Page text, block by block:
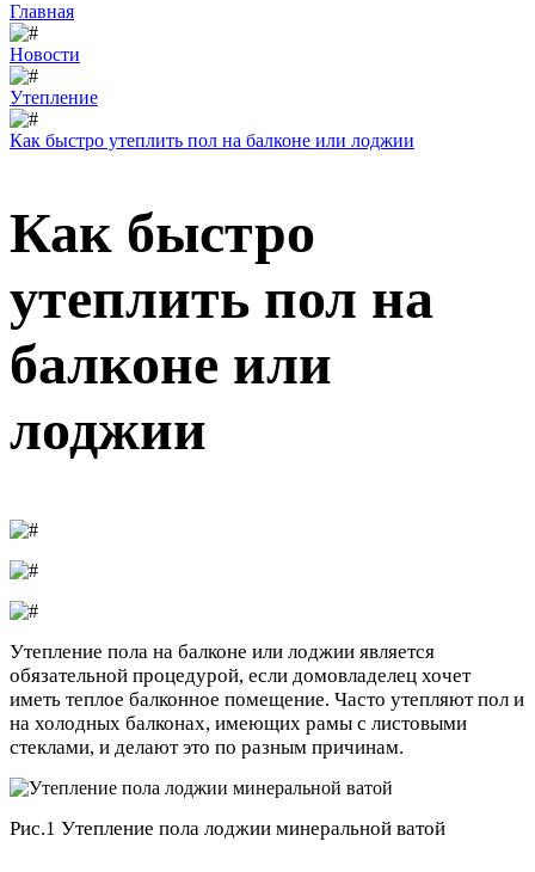
Главная
Новости
Утепление
Как быстро утеплить пол на балконе или лоджии
Как быстро
утеплить пол на
балконе или
лоджии
Утепление пола на балконе или лоджии является
обязательной процедурой, если домовладелец хочет
иметь теплое балконное помещение. Часто утепляют пол и
на холодных балконах, имеющих рамы с листовыми
стеклами, и делают это по разным причинам.
Рис.1 Утепление пола лоджии минеральной ватой